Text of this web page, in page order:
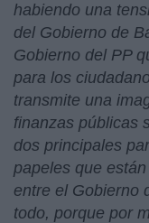
habiendo una
del Gobierno de
Gobierno del PP
para los
transmite una
finanzas públicas
dos principales
papeles que
entre el Gobierno
todo, porque por